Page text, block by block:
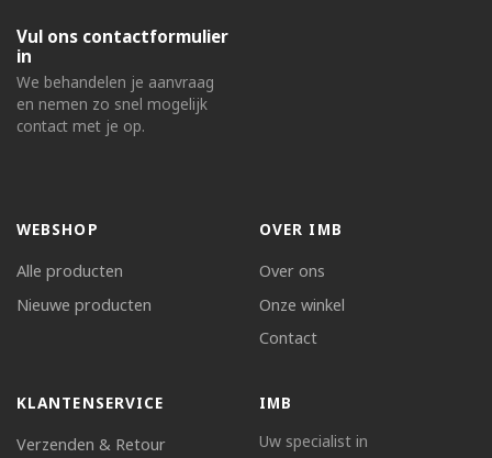
Vul ons contactformulier
in
We behandelen je aanvraag
en nemen zo snel mogelijk
contact met je op.
WEBSHOP
Alle producten
Nieuwe producten
OVER IMB
Over ons
Onze winkel
Contact
KLANTENSERVICE
Verzenden & Retour
IMB
Uw specialist in